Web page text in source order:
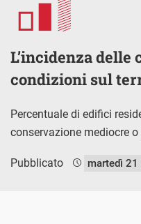
L’incidenza delle
condizioni sul
Percentuale di edifici
conservazione mediocre
Pubblicato martedì 21